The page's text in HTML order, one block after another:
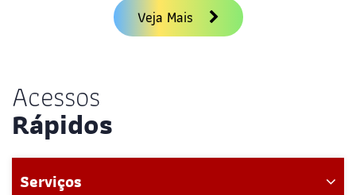
Veja Mais
Acessos
Rápidos
Serviços